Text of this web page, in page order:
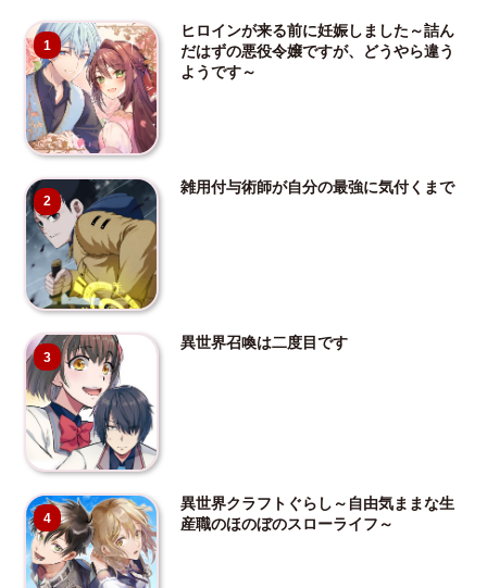
1
ヒロインが来る前に妊娠しました～詰ん
だはずの悪役令嬢ですが、どうやら違う
ようです～
2
雑用付与術師が自分の最強に気付くまで
3
異世界召喚は二度目です
4
異世界クラフトぐらし～自由気ままな生
産職のほのぼのスローライフ～